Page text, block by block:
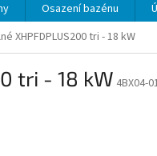
Osazení bazénu
XHPFDPLUS200 tri - 18 kW
tri - 18 kW 4BX04-